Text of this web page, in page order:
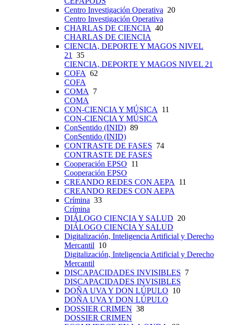
Centro Investigación Operativa 20
Centro Investigación Operativa
CHARLAS DE CIENCIA 40
CHARLAS DE CIENCIA
CIENCIA, DEPORTE Y MAGOS NIVEL
21
35
CIENCIA, DEPORTE Y MAGOS NIVEL 21
COFA 62
COFA
COMA
7
COMA
CON-CIENCIA Y MÚSICA
11
CON-CIENCIA Y MÚSICA
ConSentido (INID) 89
ConSentido (INID)
CONTRASTE DE FASES 74
CONTRASTE DE FASES
Cooperación EPSO 11
Cooperación EPSO
CREANDO REDES CON AEPA
11
CREANDO REDES CON AEPA
Crímina 33
Crímina
DIÁLOGO CIENCIA Y SALUD 20
DIÁLOGO CIENCIA Y SALUD
Digitalización, Inteligencia Artificial y Derecho
Mercantil 10
Digitalización, Inteligencia Artificial y Derecho
Mercantil
DISCAPACIDADES INVISIBLES 7
DISCAPACIDADES INVISIBLES
DOÑA UVA Y DON LÚPULO 10
DOÑA UVA Y DON LÚPULO
DOSSIER CRIMEN 38
DOSSIER CRIMEN